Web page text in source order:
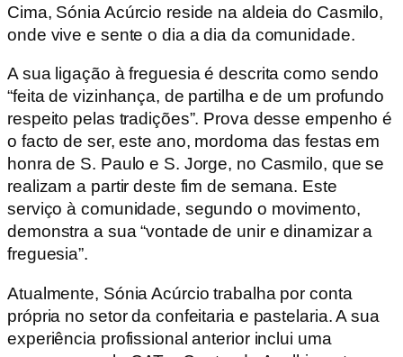
Cima, Sónia Acúrcio reside na aldeia do Casmilo,
onde vive e sente o dia a dia da comunidade.
A sua ligação à freguesia é descrita como sendo
“feita de vizinhança, de partilha e de um profundo
respeito pelas tradições”. Prova desse empenho é
o facto de ser, este ano, mordoma das festas em
honra de S. Paulo e S. Jorge, no Casmilo, que se
realizam a partir deste fim de semana. Este
serviço à comunidade, segundo o movimento,
demonstra a sua “vontade de unir e dinamizar a
freguesia”.
Atualmente, Sónia Acúrcio trabalha por conta
própria no setor da confeitaria e pastelaria. A sua
experiência profissional anterior inclui uma